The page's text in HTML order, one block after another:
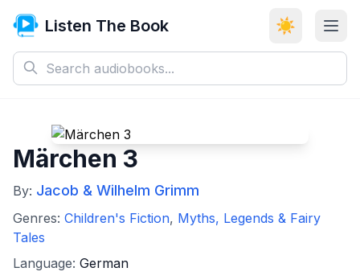
Listen The Book ☀️
Märchen 3
By: Jacob & Wilhelm Grimm
Genres: Children's Fiction, Myths, Legends & Fairy
Tales
Language: German